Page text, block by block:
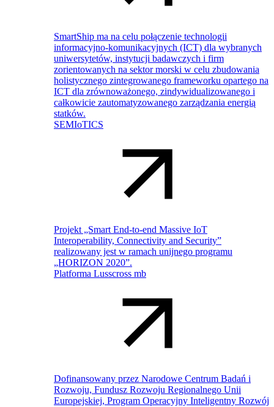
SmartShip ma na celu połączenie technologii
informacyjno-komunikacyjnych (ICT) dla wybranych
uniwersytetów, instytucji badawczych i firm
zorientowanych na sektor morski w celu zbudowania
holistycznego zintegrowanego frameworku opartego na
ICT dla zrównoważonego, zindywidualizowanego i
całkowicie zautomatyzowanego zarządzania energią
statków.
SEMIoTICS
Projekt „Smart End-to-end Massive IoT
Interoperability, Connectivity and Security”
realizowany jest w ramach unijnego programu
„HORIZON 2020”.
Platforma Lusscross mb
Dofinansowany przez Narodowe Centrum Badań i
Rozwoju, Fundusz Rozwoju Regionalnego Unii
Europejskiej, Program Operacyjny Inteligentny Rozwój